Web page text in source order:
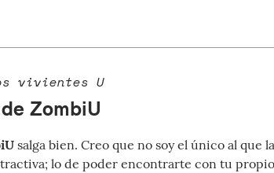
vivientes U
ZombiU
salga bien. Creo que no soy el único al que
lo de poder encontrarte con tu